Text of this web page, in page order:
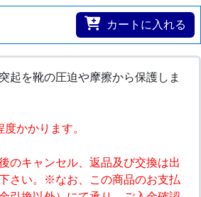
カートに入れる
起を靴の圧迫や摩擦から保護しま
かかります。
のキャンセル、返品及び交換は出
さい。※なお、この商品のお支払